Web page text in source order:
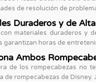
de resolución de
Duraderos y de
con materiales duraderos y
garantizan horas de
Ambos
de los rompecabezas no
de rompecabezas de